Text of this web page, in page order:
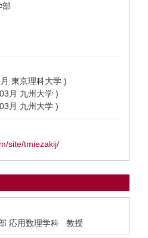
部
東京理科大学 )
月 九州大学 )
月 九州大学 )
site/tmiezakij/
応用数理学科 教授